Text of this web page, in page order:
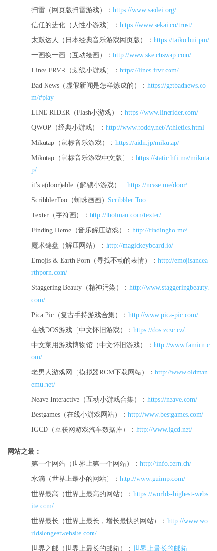
扫雷（网页版扫雷游戏）： https://www.saolei.org/
信任的进化（人性小游戏）： https://www.sekai.co/trust/
太鼓达人（日本经典音乐游戏网页版）： https://taiko.bui.pm/
一画换一画（互动绘画）： http://www.sketchswap.com/
Lines FRVR（划线小游戏）： https://lines.frvr.com/
Bad News（虚假新闻是怎样炼成的）： https://getbadnews.co
m/#play
LINE RIDER（Flash小游戏）： https://www.linerider.com/
QWOP（经典小游戏）： http://www.foddy.net/Athletics.html
Mikutap（鼠标音乐游戏）： https://aidn.jp/mikutap/
Mikutap（鼠标音乐游戏中文版）： https://static.hfi.me/mikuta
p/
it’s a(door)able（解锁小游戏）： https://ncase.me/door/
ScribblerToo（蜘蛛画画） Scribbler Too
Texter（字符画）： http://tholman.com/texter/
Finding Home（音乐解压游戏）： http://findingho.me/
魔术键盘（解压网站）： http://magickeyboard.io/
Emojis & Earth Porn（寻找不动的表情）： http://emojisandea
rthporn.com/
Staggering Beauty（精神污染）： http://www.staggeringbeauty.
com/
Pica Pic（复古手持游戏合集）： http://www.pica-pic.com/
在线DOS游戏（中文怀旧游戏）： https://dos.zczc.cz/
中文家用游戏博物馆（中文怀旧游戏）： http://www.famicn.c
om/
老男人游戏网（模拟器ROM下载网站）： http://www.oldman
emu.net/
Neave Interactive（互动小游戏合集）： https://neave.com/
Bestgames（在线小游戏网站）： http://www.bestgames.com/
IGCD（互联网游戏汽车数据库）： http://www.igcd.net/
网站之最：
第一个网站（世界上第一个网站）： http://info.cern.ch/
水滴（世界上最小的网站）： http://www.guimp.com/
世界最高（世界上最高的网站）： https://worlds-highest-webs
ite.com/
世界最长（世界上最长，增长最快的网站）： http://www.wo
rldslongestwebsite.com/
世界之邮（世界上最长的邮箱）： 世界上最长的邮箱